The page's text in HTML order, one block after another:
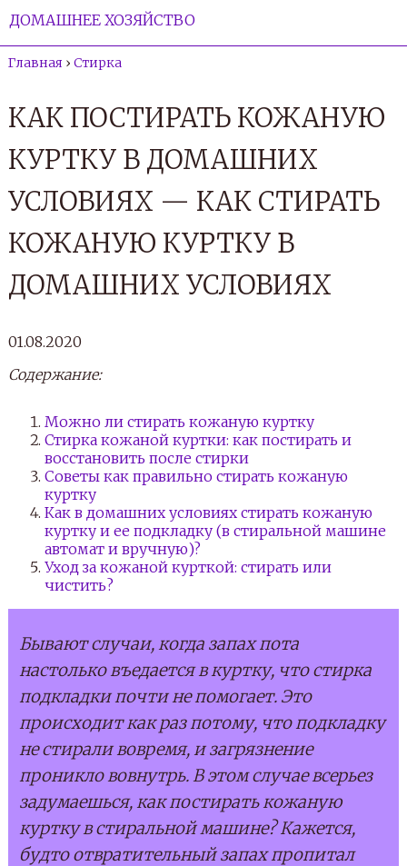
ДОМАШНЕЕ ХОЗЯЙСТВО
Главная › Стирка
КАК ПОСТИРАТЬ КОЖАНУЮ
КУРТКУ В ДОМАШНИХ
УСЛОВИЯХ — КАК СТИРАТЬ
КОЖАНУЮ КУРТКУ В
ДОМАШНИХ УСЛОВИЯХ
01.08.2020
Содержание:
Можно ли стирать кожаную куртку
Стирка кожаной куртки: как постирать и
восстановить после стирки
Советы как правильно стирать кожаную
куртку
Как в домашних условиях стирать кожаную
куртку и ее подкладку (в стиральной машине
автомат и вручную)?
Уход за кожаной курткой: стирать или
чистить?
Бывают случаи, когда запах пота
настолько въедается в куртку, что стирка
подкладки почти не помогает. Это
происходит как раз потому, что подкладку
не стирали вовремя, и загрязнение
проникло вовнутрь. В этом случае всерьез
задумаешься, как постирать кожаную
куртку в стиральной машине? Кажется,
будто отвратительный запах пропитал